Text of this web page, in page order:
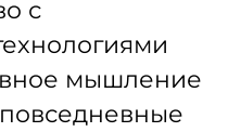
с
мышление